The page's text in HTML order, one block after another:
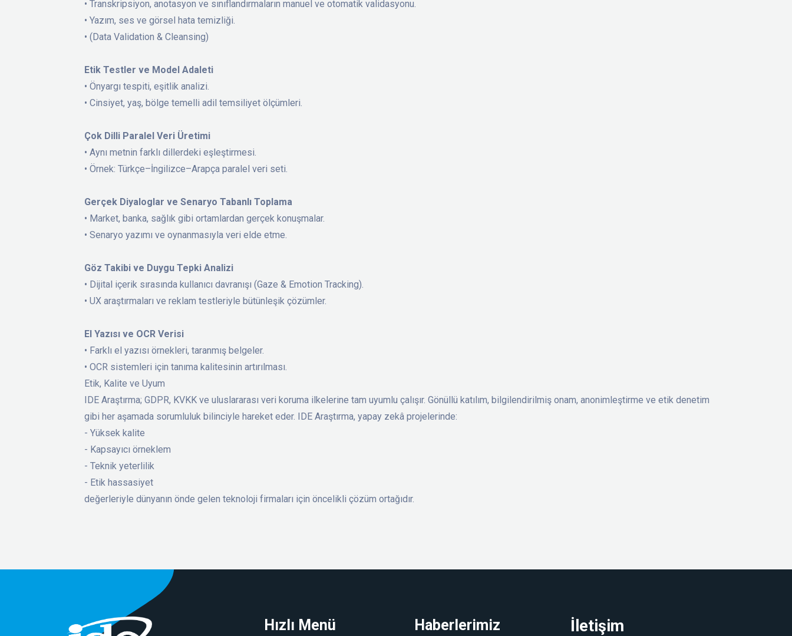
• Transkripsiyon, anotasyon ve sınıflandırmaların manuel ve otomatik validasyonu.
• Yazım, ses ve görsel hata temizliği.
• (Data Validation & Cleansing)
Etik Testler ve Model Adaleti
• Önyargı tespiti, eşitlik analizi.
• Cinsiyet, yaş, bölge temelli adil temsiliyet ölçümleri.
Çok Dilli Paralel Veri Üretimi
• Aynı metnin farklı dillerdeki eşleştirmesi.
• Örnek: Türkçe–İngilizce–Arapça paralel veri seti.
Gerçek Diyaloglar ve Senaryo Tabanlı Toplama
• Market, banka, sağlık gibi ortamlardan gerçek konuşmalar.
• Senaryo yazımı ve oynanmasıyla veri elde etme.
Göz Takibi ve Duygu Tepki Analizi
• Dijital içerik sırasında kullanıcı davranışı (Gaze & Emotion Tracking).
• UX araştırmaları ve reklam testleriyle bütünleşik çözümler.
El Yazısı ve OCR Verisi
• Farklı el yazısı örnekleri, taranmış belgeler.
• OCR sistemleri için tanıma kalitesinin artırılması.
Etik, Kalite ve Uyum
IDE Araştırma; GDPR, KVKK ve uluslararası veri koruma ilkelerine tam uyumlu çalışır. Gönüllü katılım, bilgilendirilmiş onam, anonimleştirme ve etik denetim
gibi her aşamada sorumluluk bilinciyle hareket eder. IDE Araştırma, yapay zekâ projelerinde:
- Yüksek kalite
- Kapsayıcı örneklem
- Teknik yeterlilik
- Etik hassasiyet
değerleriyle dünyanın önde gelen teknoloji firmaları için öncelikli çözüm ortağıdır.
Hızlı Menü Haberlerimiz İletişim